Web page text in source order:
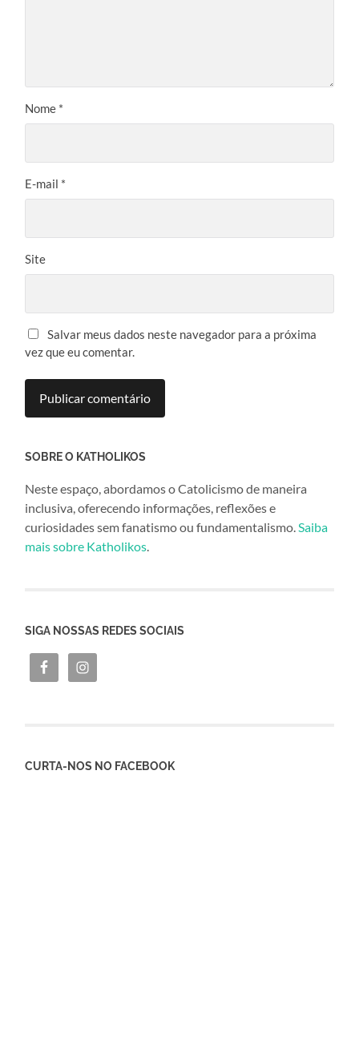
Nome *
E-mail *
Site
Salvar meus dados neste navegador para a próxima
vez que eu comentar.
SOBRE O KATHOLIKOS
Neste espaço, abordamos o Catolicismo de maneira
inclusiva, oferecendo informações, reflexões e
curiosidades sem fanatismo ou fundamentalismo. Saiba
mais sobre Katholikos
SIGA NOSSAS REDES SOCIAIS
CURTA-NOS NO FACEBOOK